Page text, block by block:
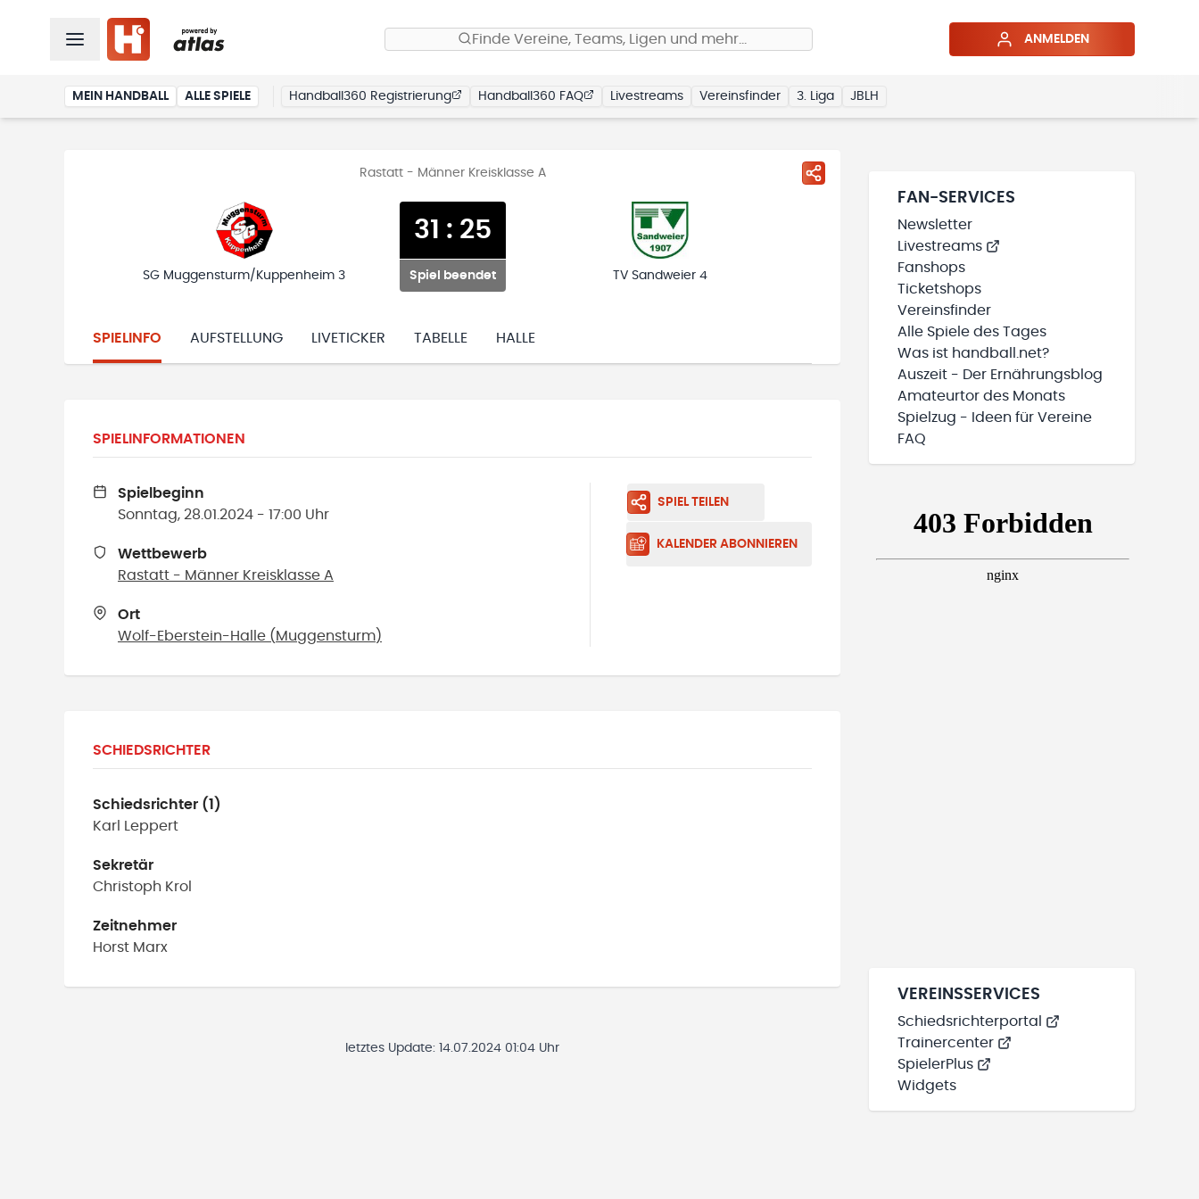
Finde Vereine, Teams, Ligen und mehr… ANMELDEN
MEIN HANDBALL ALLE SPIELE Handball360 Registrierung Handball360 FAQ Livestreams Vereinsfinder 3. Liga JBLH
Rastatt - Männer Kreisklasse A
SG Muggensturm/Kuppenheim 3
31 : 25
Spiel beendet TV Sandweier 4
SPIELINFO AUFSTELLUNG LIVETICKER TABELLE HALLE
SPIELINFORMATIONEN
Spielbeginn
Sonntag, 28.01.2024 - 17:00 Uhr
Wettbewerb
Rastatt - Männer Kreisklasse A
Ort
Wolf-Eberstein-Halle ( Muggensturm)
SPIEL TEILEN
KALENDER ABONNIEREN
SCHIEDSRICHTER
Schiedsrichter (1)
Karl
Leppert
Sekretär
Christoph Krol
Zeitnehmer
Horst Marx
letztes Update: 14.07.2024 01:04 Uhr
FAN-SERVICES
Newsletter
Livestreams
Fanshops
Ticketshops
Vereinsfinder
Alle Spiele des Tages
Was ist handball.net?
Auszeit - Der Ernährungsblog
Amateurtor des Monats
Spielzug - Ideen für Vereine
FAQ
VEREINSSERVICES
Schiedsrichterportal
Trainercenter
SpielerPlus
Widgets